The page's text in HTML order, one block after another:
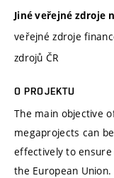
Jiné veřejné zdroje
veřejné zdroje
zdrojů ČR
O PROJEKTU
The main objective
megaprojects can
effectively to
the European Union.